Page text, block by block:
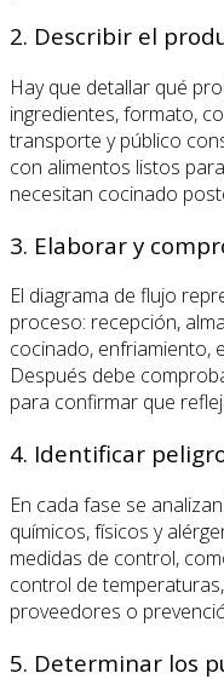
2. Describir el
Hay que detallar qué
ingredientes, formato,
transporte y público
con alimentos listos
necesitan cocinado
3. Elaborar y
El diagrama de flujo
proceso: recepción,
cocinado, enfriamiento,
Después debe
para confirmar que
4. Identificar
En cada fase se
químicos, físicos y
medidas de control,
control de
proveedores o
5. Determinar los